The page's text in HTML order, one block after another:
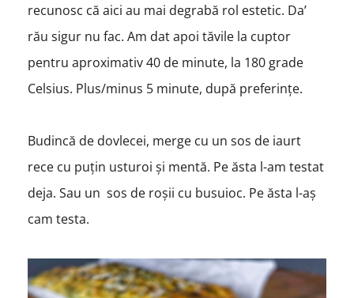
recunosc că aici au mai degrabă rol estetic. Da’
rău sigur nu fac. Am dat apoi tăvile la cuptor
pentru aproximativ 40 de minute, la 180 grade
Celsius. Plus/minus 5 minute, după preferințe.
Budincă de dovlecei, merge cu un sos de iaurt
rece cu puțin usturoi și mentă. Pe ăsta l-am testat
deja. Sau un sos de roșii cu busuioc. Pe ăsta l-aș
cam testa.